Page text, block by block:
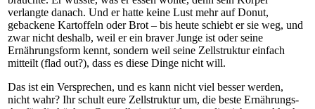
verlangte danach. Und er hatte keine Lust mehr auf Donut,
gebackene Kartoffeln oder Brot – bis heute schiebt er sie weg, und
zwar nicht deshalb, weil er ein braver Junge ist oder seine
Ernährungsform kennt, sondern weil seine Zellstruktur einfach
mitteilt (flad out?), dass es diese Dinge nicht will.
Das ist ein Versprechen, und es kann nicht viel besser werden,
nicht wahr? Ihr schult eure Zellstruktur um, die beste Ernährungs-